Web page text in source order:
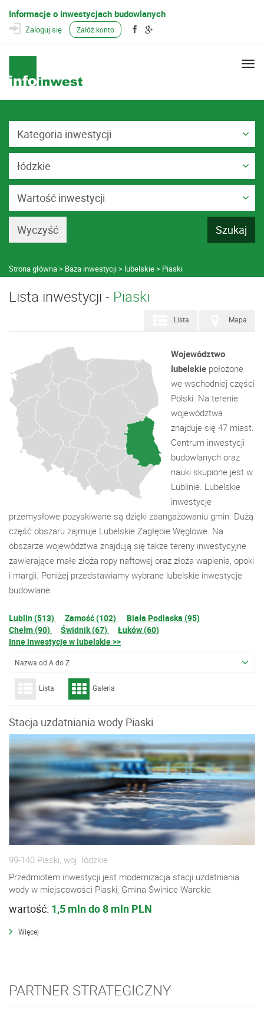
Informacje o inwestycjach budowlanych
Zaloguj się Załóż konto
Kategoria inwestycji
łódzkie
Wartość inwestycji
Strona główna Baza inwestycji lubelskie Piaski
Lista inwestycji - Piaski
Mapa
Lista
Województwo
lubelskie położone
we wschodniej części
Polski. Na terenie
województwa
znajduje się 47 miast.
Centrum inwestycji
budowlanych oraz
nauki skupione jest w
Lublinie. Lubelskie
inwestycje
przemysłowe pozyskiwane są dzięki zaangażowaniu gmin. Dużą
część obszaru zajmuje Lubelskie Zagłębie Węglowe. Na
obszarze województwa znajdują się także tereny inwestycyjne
zawierające małe złoża ropy naftowej oraz złoża wapienia, opoki
i margli. Poniżej przedstawiamy wybrane lubelskie inwestycje
budowlane.
Lublin (513) Zamość (102)
Biała Podlaska (95)
Chełm (90)
Świdnik (67)
Łuków (60)
Inne inwestycje w lubelskie >>
Nazwa od A do Z
Lista Galeria
Stacja uzdatniania wody Piaski
99-140 Piaski, woj. łódzkie
Przedmiotem inwestycji jest modernizacja stacji uzdatniania
wody w miejscowości Piaski, Gmina Świnice Warckie.
wartość: 1,5 mln do 8 mln PLN
Więcej
PARTNER STRATEGICZNY